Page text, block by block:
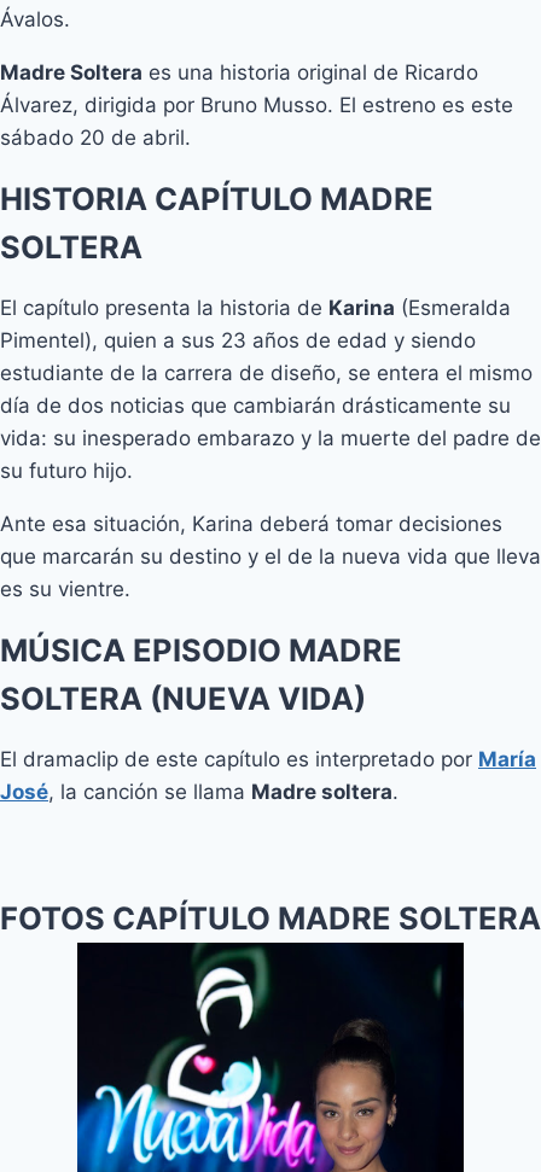
Ávalos.
Madre Soltera es una historia original de Ricardo
Álvarez, dirigida por Bruno Musso. El estreno es este
sábado 20 de abril.
HISTORIA CAPÍTULO MADRE
SOLTERA
El capítulo presenta la historia de Karina (Esmeralda
Pimentel), quien a sus 23 años de edad y siendo
estudiante de la carrera de diseño, se entera el mismo
día de dos noticias que cambiarán drásticamente su
vida: su inesperado embarazo y la muerte del padre de
su futuro hijo.
Ante esa situación, Karina deberá tomar decisiones
que marcarán su destino y el de la nueva vida que lleva
es su vientre.
MÚSICA EPISODIO MADRE
SOLTERA (NUEVA VIDA)
El dramaclip de este capítulo es interpretado por María
José, la canción se llama Madre soltera.
FOTOS CAPÍTULO MADRE SOLTERA